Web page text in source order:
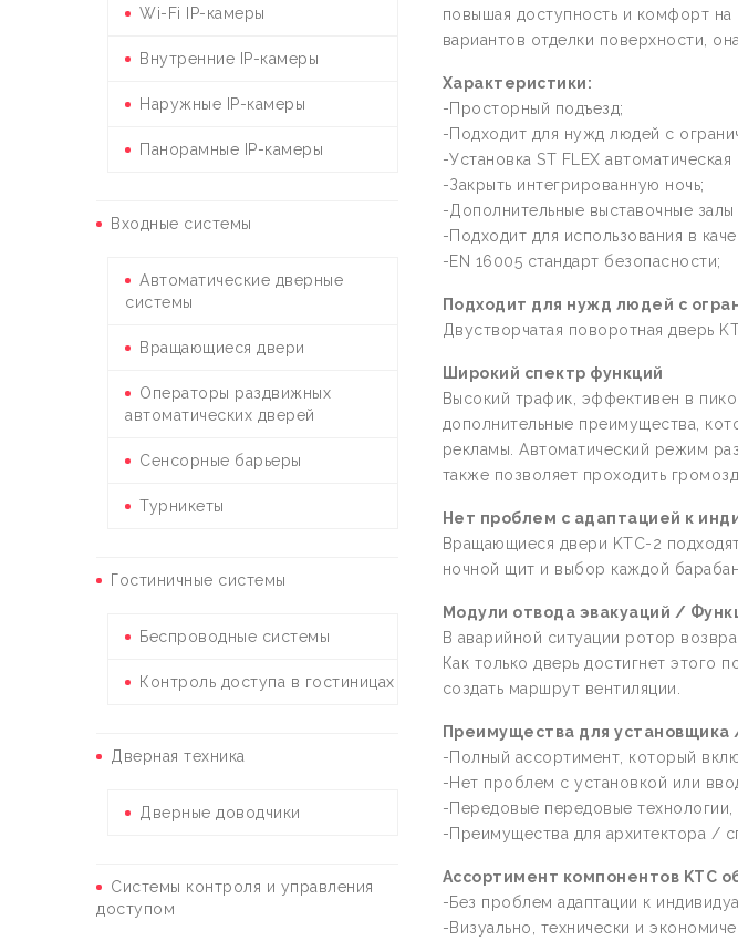
Wi-Fi IP-камеры
Внутренние IP-камеры
Наружные IP-камеры
Панорамные IP-камеры
Входные системы
Автоматические дверные
системы
Вращающиеся двери
Операторы раздвижных
автоматических дверей
Сенсорные барьеры
Турникеты
Гостиничные системы
Беспроводные системы
Контроль доступа в гостиницах
Дверная техника
Дверные доводчики
Системы контроля и управления
доступом
повышая доступность и комфорт
вариантов отделки поверхности,
Характеристики:
-Просторный подъезд;
-Подходит для нужд людей с
-Установка ST FLEX
-Закрыть интегрированную ночь;
-Дополнительные выставочные
-Подходит для использования в
-EN 16005 стандарт безопасности;
Подходит для нужд людей с
Двустворчатая поворотная дверь
Широкий спектр функций
Высокий трафик, эффективен в
дополнительные преимущества,
рекламы. Автоматический режим
также позволяет проходить
Нет проблем с адаптацией к
Вращающиеся двери KTC-2
ночной щит и выбор каждой
Модули отвода эвакуаций /
В аварийной ситуации ротор
Как только дверь достигнет этого
создать маршрут вентиляции.
Преимущества для установщика
-Полный ассортимент, который
-Нет проблем с установкой или
-Передовые передовые
-Преимущества для архитектора /
Ассортимент компонентов KTC
-Без проблем адаптации к
-Визуально, технически и